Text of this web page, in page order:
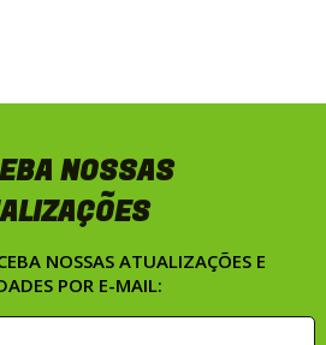
NOSSAS
NOSSAS ATUALIZAÇÕES E
POR E-MAIL: